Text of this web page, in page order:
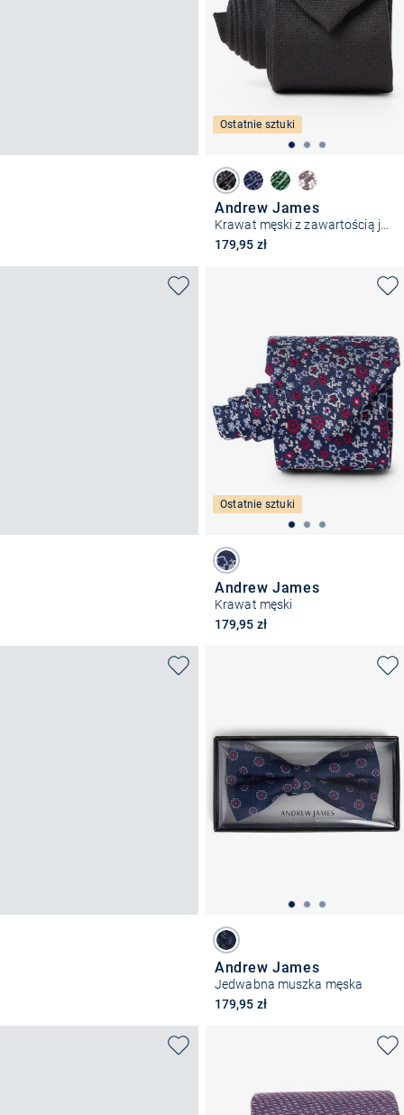
Ostatnie sztuki
Andrew James
179,95 zł
Ostatnie sztuki
Andrew James
Krawat męski
179,95 zł
Andrew James
Jedwabna muszka męska
179,95 zł